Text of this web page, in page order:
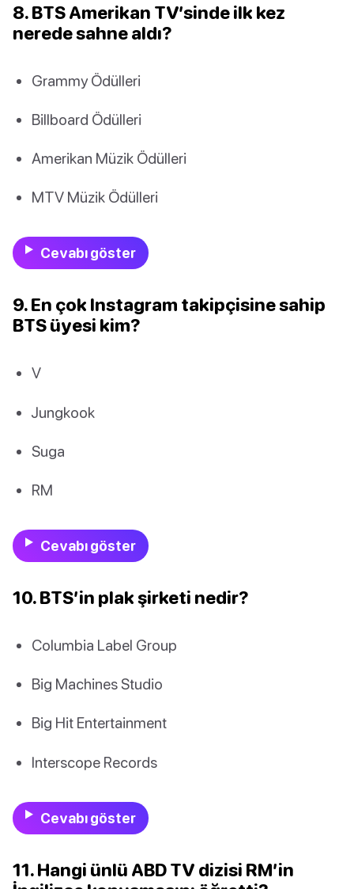
8. BTS Amerikan TV’sinde ilk kez
nerede sahne aldı?
Grammy Ödülleri
Billboard Ödülleri
Amerikan Müzik Ödülleri
MTV Müzik Ödülleri
Cevabı göster
9. En çok Instagram takipçisine sahip
BTS üyesi kim?
V
Jungkook
Suga
RM
Cevabı göster
10. BTS’in plak şirketi nedir?
Columbia Label Group
Big Machines Studio
Big Hit Entertainment
Interscope Records
Cevabı göster
11. Hangi ünlü ABD TV dizisi RM’in